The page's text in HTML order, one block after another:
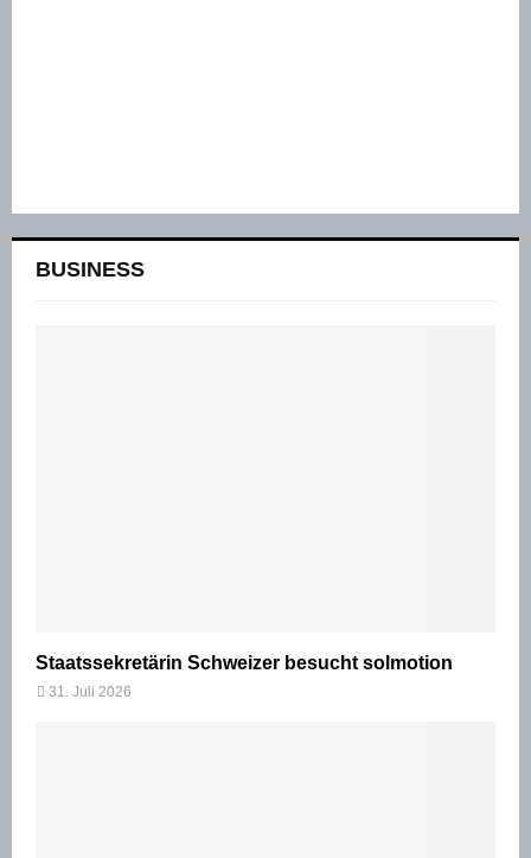
BUSINESS
Staatssekretärin Schweizer besucht solmotion
31. Juli 2026